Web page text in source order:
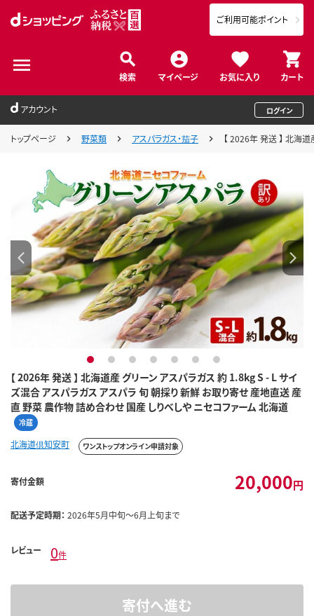
検索 マイページ お気に入り カート
ご利用可能ポイント
アカウント ログイン
トップページ 野菜類 アスパラガス・茄子 【 2026年 発送 】 北海
【 2026年 発送 】 北海道産 グリーン アスパラガス 約 1.8kg S - L サイ
ズ混合 アスパラガス アスパラ 旬 朝採り 新鮮 お取り寄せ 産地直送 産
直 野菜 農作物 詰め合わせ 国産 しりべしや ニセコファーム 北海道
冷蔵
1 2 3 4 5 6 7
北海道倶知安町 ワンストップオンライン申請対象
寄付金額 20,000円
配送予定時期： 2026年5月中旬～6月上旬まで
レビュー 0件
寄付へ進む